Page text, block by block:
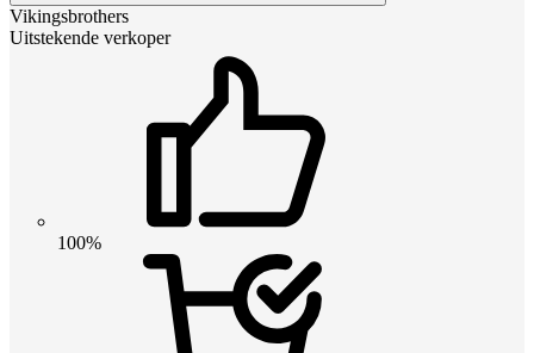
Vikingsbrothers
Uitstekende verkoper
100%